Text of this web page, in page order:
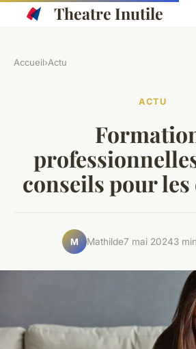
Theatre Inutile
Accueil›Actu
ACTU
conseils pour
M Mathilde7 mai 20243